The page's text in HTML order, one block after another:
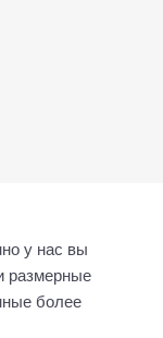
у нас вы
размерные
более